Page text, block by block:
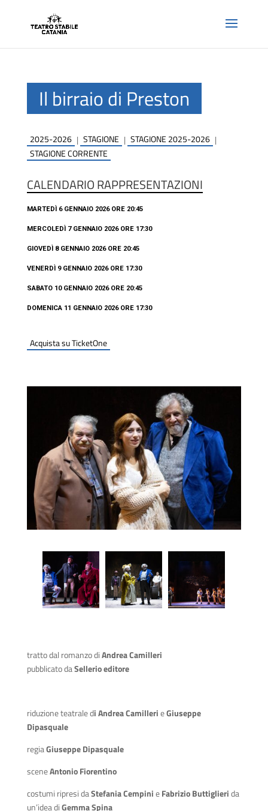
Il birraio di Preston
2025-2026 | STAGIONE | STAGIONE 2025-2026 |
STAGIONE CORRENTE
CALENDARIO RAPPRESENTAZIONI
MARTEDÌ 6 GENNAIO 2026 ORE 20:45
MERCOLEDÌ 7 GENNAIO 2026 ORE 17:30
GIOVEDÌ 8 GENNAIO 2026 ORE 20:45
VENERDÌ 9 GENNAIO 2026 ORE 17:30
SABATO 10 GENNAIO 2026 ORE 20:45
DOMENICA 11 GENNAIO 2026 ORE 17:30
Acquista su TicketOne
tratto dal romanzo diAndrea Camilleri
pubblicato daSellerio editore
riduzione teatrale di Andrea CamillerieGiuseppe
Dipasquale
regiaGiuseppe Dipasquale
sceneAntonio Fiorentino
costumi ripresi daStefania CempinieFabrizio Buttiglierida
un’idea diGemma Spina